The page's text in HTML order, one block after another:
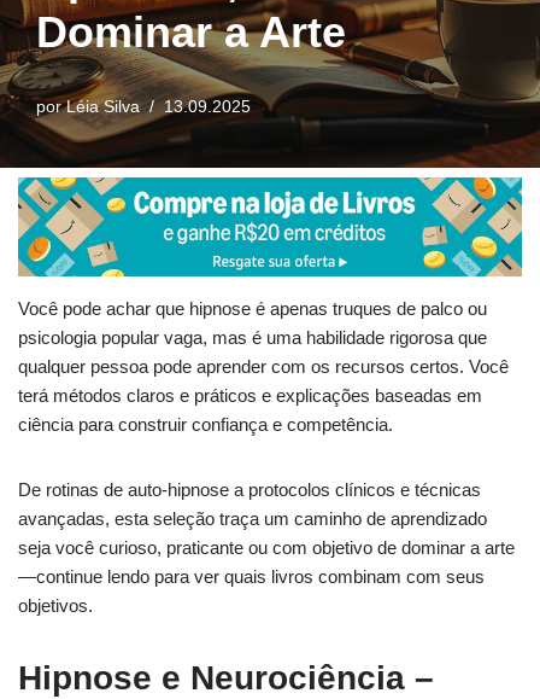
Dominar a Arte
porLéia Silva 13.09.2025
Você pode achar que hipnose é apenas truques de palco ou
psicologia popular vaga, mas é uma habilidade rigorosa que
qualquer pessoa pode aprender com os recursos certos. Você
terá métodos claros e práticos e explicações baseadas em
ciência para construir confiança e competência.
De rotinas de auto-hipnose a protocolos clínicos e técnicas
avançadas, esta seleção traça um caminho de aprendizado
seja você curioso, praticante ou com objetivo de dominar a arte
—continue lendo para ver quais livros combinam com seus
objetivos.
Hipnose e Neurociência –